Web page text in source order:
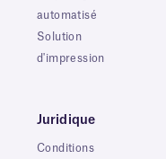
automatisé
Solution
d'impression
Juridique
Conditions